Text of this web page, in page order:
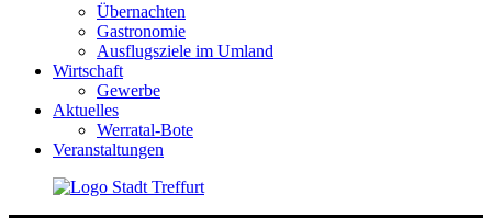
Übernachten
Gastronomie
Ausflugsziele im Umland
Wirtschaft
Gewerbe
Aktuelles
Werratal-Bote
Veranstaltungen